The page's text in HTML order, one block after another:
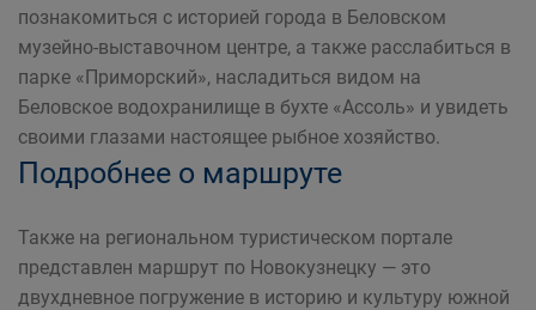
познакомиться с историей города в Беловском
музейно-выставочном центре, а также расслабиться в
парке «Приморский», насладиться видом на
Беловское водохранилище в бухте «Ассоль» и увидеть
своими глазами настоящее рыбное хозяйство.
Подробнее о маршруте
Также на региональном туристическом портале
представлен маршрут по Новокузнецку — это
двухдневное погружение в историю и культуру южной